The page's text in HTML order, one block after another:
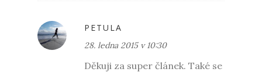
PETULA
28. ledna 2015 v 10:30
Děkuji za super článek. Také se